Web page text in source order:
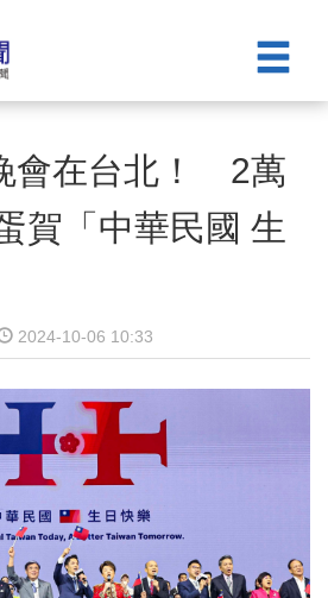
會在台北！ 2萬
賀「中華民國 生
2024-10-06 10:33